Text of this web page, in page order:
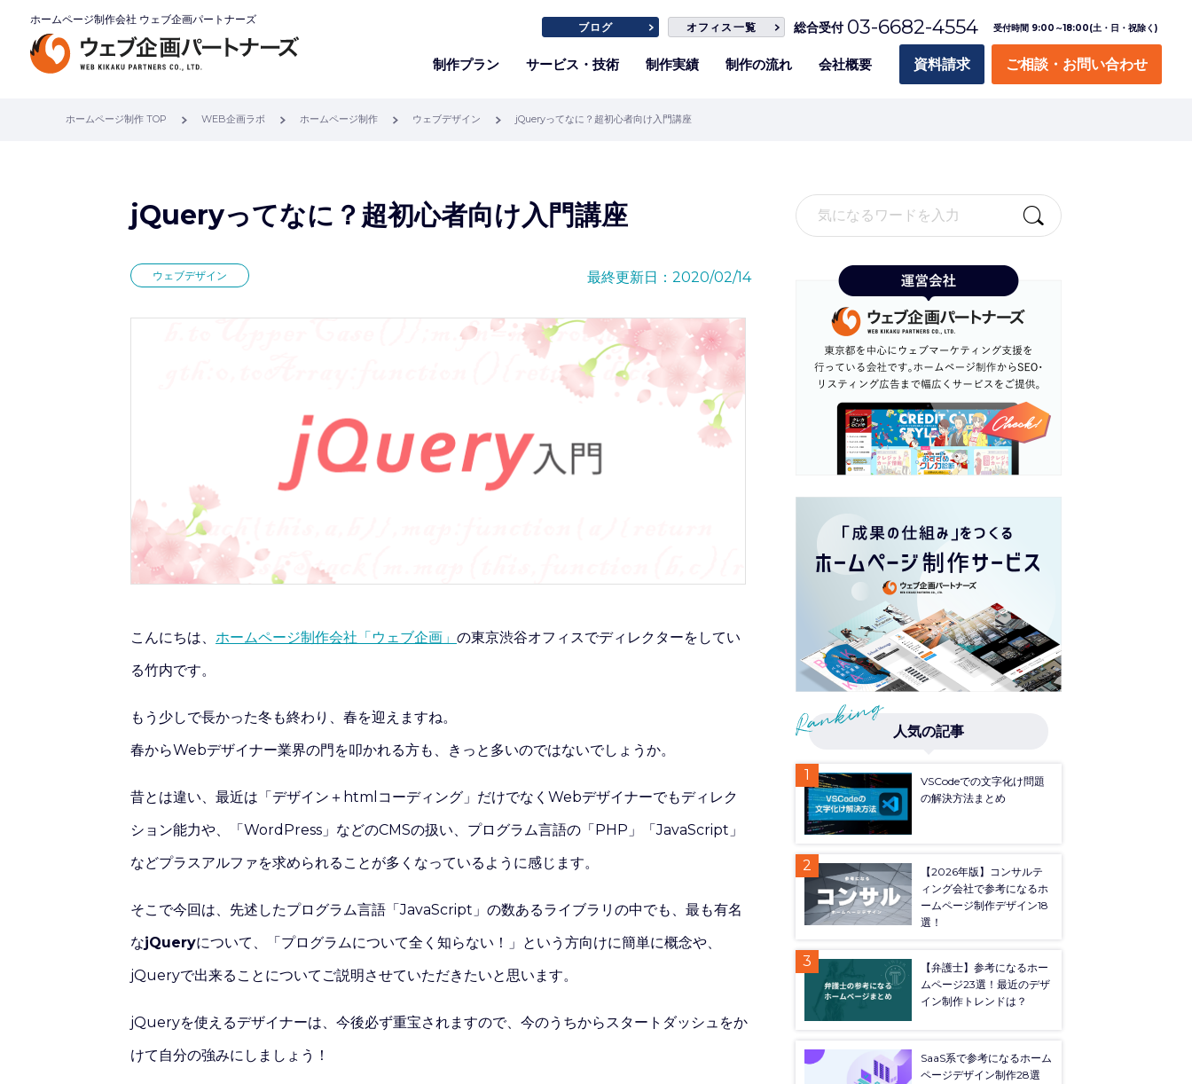
ホームページ制作会社 ウェブ企画パートナーズ
制作プラン サービス・技術 制作実績 制作の流れ 会社概要 資料請求 ご相談・お問い合わせ
ブログ オフィス一覧 総合受付 03-6682-4554 受付時間 9:00～18:00(土・日・祝除く)
ホームページ制作 TOP WEB企画ラボ ホームページ制作 ウェブデザイン jQueryってなに？超初心者向け入門講座
jQueryってなに？超初心者向け入門講座
ウェブデザイン 最終更新日：2020/02/14
こんにちは、 ホームページ制作会社「ウェブ企画」 の東京渋谷オフィスでディレクターをしてい
る竹内です。
もう少しで長かった冬も終わり、春を迎えますね。
春からWebデザイナー業界の門を叩かれる方も、きっと多いのではないでしょうか。
昔とは違い、最近は「デザイン＋htmlコーディング」だけでなくWebデザイナーでもディレク
ション能力や、「WordPress」などのCMSの扱い、プログラム言語の「PHP」「JavaScript」
などプラスアルファを求められることが多くなっているように感じます。
そこで今回は、先述したプログラム言語「JavaScript」の数あるライブラリの中でも、最も有名
なjQueryについて、「プログラムについて全く知らない！」という方向けに簡単に概念や、
jQueryで出来ることについてご説明させていただきたいと思います。
jQueryを使えるデザイナーは、今後必ず重宝されますので、今のうちからスタートダッシュをか
けて自分の強みにしましょう！
人気の記事
VSCodeでの文字化け問題
の解決方法まとめ
【2026年版】コンサルテ
ィング会社で参考になるホ
ームページ制作デザイン18
選！
【弁護士】参考になるホー
ムページ23選！最近のデザ
イン制作トレンドは？
SaaS系で参考になるホーム
ページデザイン制作28選